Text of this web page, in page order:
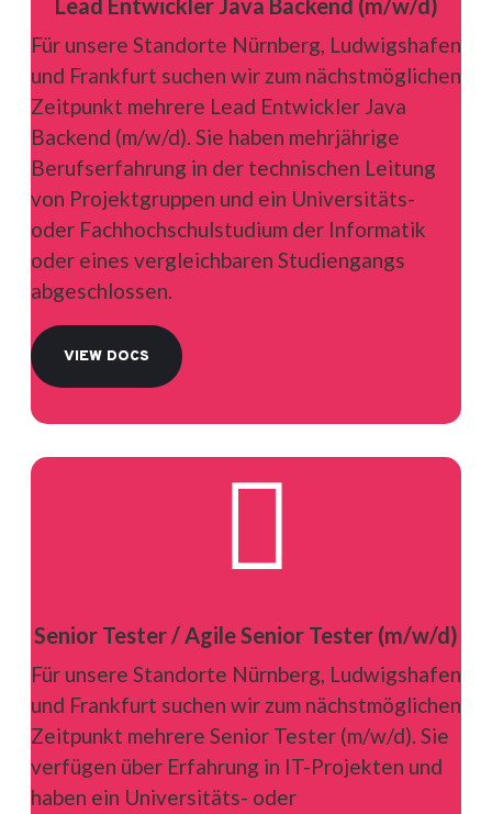
Lead Entwickler Java Backend (m/w/d)
Für unsere Standorte Nürnberg, Ludwigshafen
und Frankfurt suchen wir zum nächstmöglichen
Zeitpunkt mehrere Lead Entwickler Java
Backend (m/w/d). Sie haben mehrjährige
Berufserfahrung in der technischen Leitung
von Projektgruppen und ein Universitäts-
oder Fachhochschulstudium der Informatik
oder eines vergleichbaren Studiengangs
abgeschlossen.
VIEW DOCS

Senior Tester / Agile Senior Tester (m/w/d)
Für unsere Standorte Nürnberg, Ludwigshafen
und Frankfurt suchen wir zum nächstmöglichen
Zeitpunkt mehrere Senior Tester (m/w/d). Sie
verfügen über Erfahrung in IT-Projekten und
haben ein Universitäts- oder